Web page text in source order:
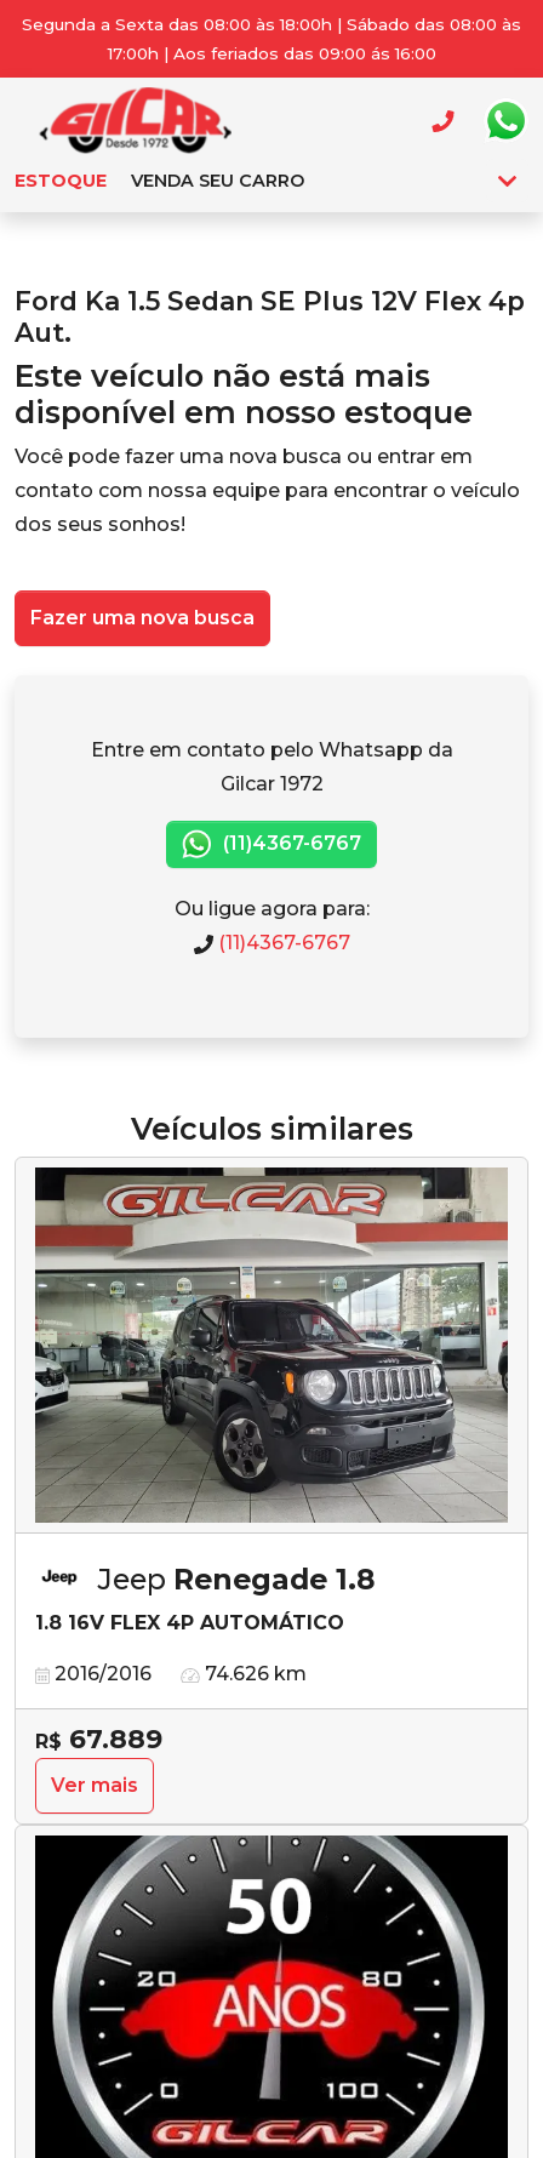
Segunda a Sexta das 08:00 às 18:00h | Sábado das 08:00 às
17:00h | Aos feriados das 09:00 ás 16:00
ESTOQUE VENDA SEU CARRO
Ford Ka 1.5 Sedan SE Plus 12V Flex 4p
Aut.
Este veículo não está mais
disponível em nosso estoque
Você pode fazer uma nova busca ou entrar em
contato com nossa equipe para encontrar o veículo
dos seus sonhos!
Fazer uma nova busca
Entre em contato pelo Whatsapp da
Gilcar 1972
(11)4367-6767
Ou ligue agora para:
(11)4367-6767
Veículos similares
Jeep Renegade 1.8
1.8 16V FLEX 4P AUTOMÁTICO
2016/2016 74.626 km
R$ 67.889
Ver mais